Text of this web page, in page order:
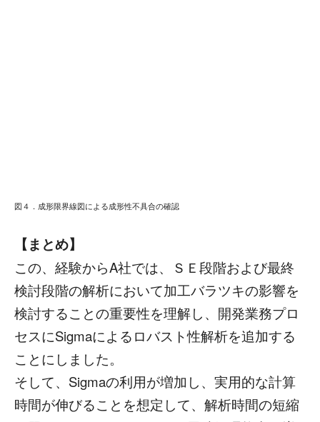
図４．成形限界線図による成形性不具合の確認
【まとめ】
この、経験からA社では、ＳＥ段階および最終
検討段階の解析において加工バラツキの影響を
検討することの重要性を理解し、開発業務プロ
セスにSigmaによるロバスト性解析を追加する
ことにしました。
そして、Sigmaの利用が増加し、実用的な計算
時間が伸びることを想定して、解析時間の短縮